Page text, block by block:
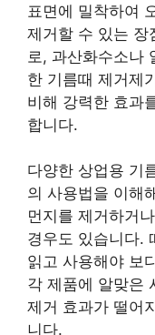
표면에 밀착하여
제거할 수 있는 장
로, 과산화수소나
한 기름때 제거제
비해 강력한 효과
합니다.
다양한 상업용 기
의 사용법을 이해
먼지를 제거하거
경우도 있습니다.
읽고 사용해야 보
각 제품에 알맞은
제거 효과가 떨어
니다.